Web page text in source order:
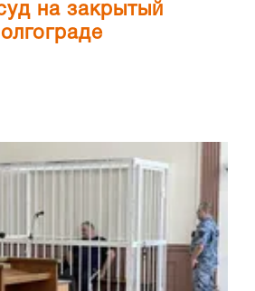
на закрытый